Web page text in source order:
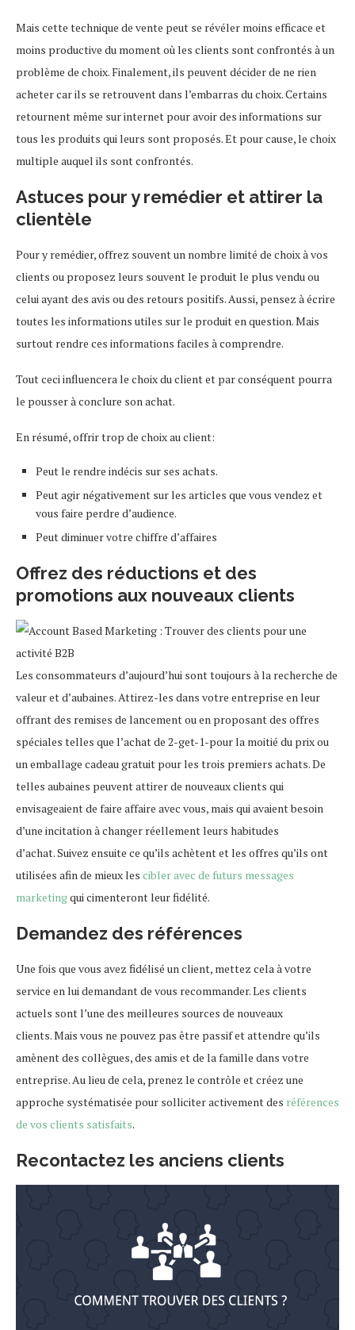
Mais cette technique de vente peut se révéler moins efficace et
moins productive du moment où les clients sont confrontés à un
problème de choix. Finalement, ils peuvent décider de ne rien
acheter car ils se retrouvent dans l’embarras du choix. Certains
retournent même sur internet pour avoir des informations sur
tous les produits qui leurs sont proposés. Et pour cause, le choix
multiple auquel ils sont confrontés.
Astuces pour y remédier et attirer la
clientèle
Pour y remédier, offrez souvent un nombre limité de choix à vos
clients ou proposez leurs souvent le produit le plus vendu ou
celui ayant des avis ou des retours positifs. Aussi, pensez à écrire
toutes les informations utiles sur le produit en question. Mais
surtout rendre ces informations faciles à comprendre.
Tout ceci influencera le choix du client et par conséquent pourra
le pousser à conclure son achat.
En résumé, offrir trop de choix au client:
Peut le rendre indécis sur ses achats.
Peut agir négativement sur les articles que vous vendez et
vous faire perdre d’audience.
Peut diminuer votre chiffre d’affaires
Offrez des réductions et des
promotions aux nouveaux clients
Les consommateurs d’aujourd’hui sont toujours à la recherche de
valeur et d’aubaines. Attirez-les dans votre entreprise en leur
offrant des remises de lancement ou en proposant des offres
spéciales telles que l’achat de 2-get-1-pour la moitié du prix ou
un emballage cadeau gratuit pour les trois premiers achats. De
telles aubaines peuvent attirer de nouveaux clients qui
envisageaient de faire affaire avec vous, mais qui avaient besoin
d’une incitation à changer réellement leurs habitudes
d’achat. Suivez ensuite ce qu’ils achètent et les offres qu’ils ont
utilisées afin de mieux les cibler avec de futurs messages
marketingqui cimenteront leur fidélité.
Demandez des références
Une fois que vous avez fidélisé un client, mettez cela à votre
service en lui demandant de vous recommander. Les clients
actuels sont l’une des meilleures sources de nouveaux
clients. Mais vous ne pouvez pas être passif et attendre qu’ils
amènent des collègues, des amis et de la famille dans votre
entreprise. Au lieu de cela, prenez le contrôle et créez une
approche systématisée pour solliciter activement des références
de vos clients satisfaits.
Recontactez les anciens clients